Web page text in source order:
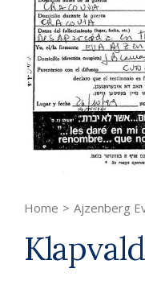
Home > Ajzenberg